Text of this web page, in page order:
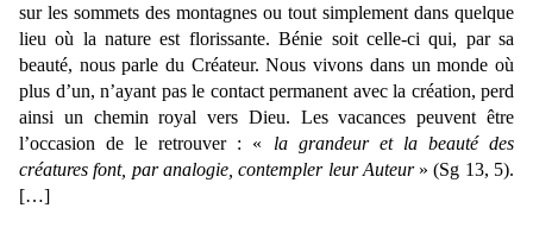
sur les sommets des montagnes ou tout simplement dans quelque
lieu où la nature est florissante. Bénie soit celle-ci qui, par sa
beauté, nous parle du Créateur. Nous vivons dans un monde où
plus d’un, n’ayant pas le contact permanent avec la création, perd
ainsi un chemin royal vers Dieu. Les vacances peuvent être
l’occasion de le retrouver : « la grandeur et la beauté des
créatures font, par analogie, contempler leur Auteur » (Sg 13, 5).
[…]